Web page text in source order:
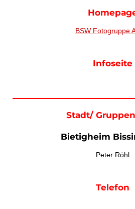
BSW Fotogruppe
Infoseite
Stadt/
Bietigheim
Peter Röhl
Telefon